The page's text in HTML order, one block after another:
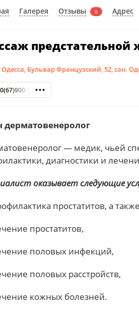
Галерея Отзывы 0 Адрес
предстательной
Одесса, Бульвар Французский, 52, сан.
58-75
дерматовенеролог
— медик, чьей
диагностики и
оказывает следующие
простатитов, а
простатитов,
половых инфекций,
половых расстройств,
кожных болезней.